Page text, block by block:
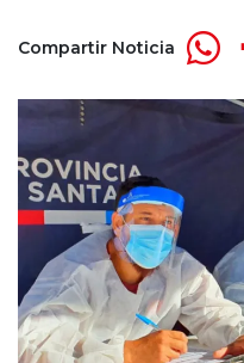
Compartir Noticia